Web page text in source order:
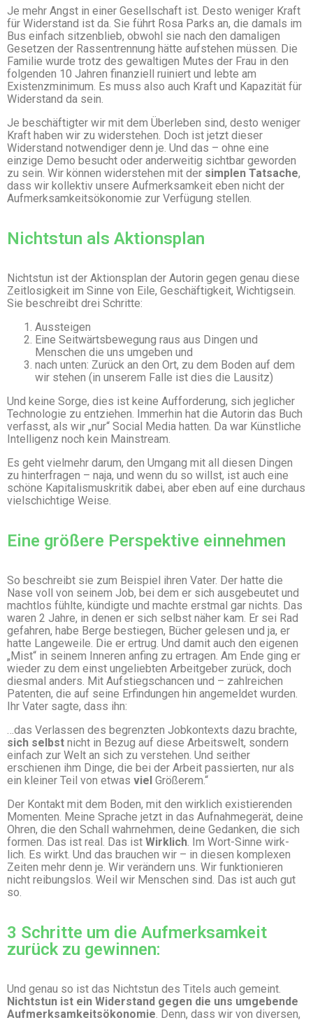
Je mehr Angst in einer Gesellschaft ist. Desto weniger Kraft
für Widerstand ist da. Sie führt Rosa Parks an, die damals im
Bus einfach sitzenblieb, obwohl sie nach den damaligen
Gesetzen der Rassentrennung hätte aufstehen müssen. Die
Familie wurde trotz des gewaltigen Mutes der Frau in den
folgenden 10 Jahren finanziell ruiniert und lebte am
Existenzminimum. Es muss also auch Kraft und Kapazität für
Widerstand da sein.
Je beschäftigter wir mit dem Überleben sind, desto weniger
Kraft haben wir zu widerstehen. Doch ist jetzt dieser
Widerstand notwendiger denn je. Und das – ohne eine
einzige Demo besucht oder anderweitig sichtbar geworden
zu sein. Wir können widerstehen mit der simplen Tatsache,
dass wir kollektiv unsere Aufmerksamkeit eben nicht der
Aufmerksamkeitsökonomie zur Verfügung stellen.
Nichtstun als Aktionsplan
Nichtstun ist der Aktionsplan der Autorin gegen genau diese
Zeitlosigkeit im Sinne von Eile, Geschäftigkeit, Wichtigsein.
Sie beschreibt drei Schritte:
Aussteigen
Eine Seitwärtsbewegung raus aus Dingen und
Menschen die uns umgeben und
nach unten: Zurück an den Ort, zu dem Boden auf dem
wir stehen (in unserem Falle ist dies die Lausitz)
Und keine Sorge, dies ist keine Aufforderung, sich jeglicher
Technologie zu entziehen. Immerhin hat die Autorin das Buch
verfasst, als wir „nur“ Social Media hatten. Da war Künstliche
Intelligenz noch kein Mainstream.
Es geht vielmehr darum, den Umgang mit all diesen Dingen
zu hinterfragen – naja, und wenn du so willst, ist auch eine
schöne Kapitalismuskritik dabei, aber eben auf eine durchaus
vielschichtige Weise.
Eine größere Perspektive einnehmen
So beschreibt sie zum Beispiel ihren Vater. Der hatte die
Nase voll von seinem Job, bei dem er sich ausgebeutet und
machtlos fühlte, kündigte und machte erstmal gar nichts. Das
waren 2 Jahre, in denen er sich selbst näher kam. Er sei Rad
gefahren, habe Berge bestiegen, Bücher gelesen und ja, er
hatte Langeweile. Die er ertrug. Und damit auch den eigenen
„Mist“ in seinem Inneren anfing zu ertragen. Am Ende ging er
wieder zu dem einst ungeliebten Arbeitgeber zurück, doch
diesmal anders. Mit Aufstiegschancen und – zahlreichen
Patenten, die auf seine Erfindungen hin angemeldet wurden.
Ihr Vater sagte, dass ihn:
…das Verlassen des begrenzten Jobkontexts dazu brachte,
sich selbst nicht in Bezug auf diese Arbeitswelt, sondern
einfach zur Welt an sich zu verstehen. Und seither
erschienen ihm Dinge, die bei der Arbeit passierten, nur als
ein kleiner Teil von etwas viel Größerem.“
Der Kontakt mit dem Boden, mit den wirklich existierenden
Momenten. Meine Sprache jetzt in das Aufnahmegerät, deine
Ohren, die den Schall wahrnehmen, deine Gedanken, die sich
formen. Das ist real. Das ist Wirklich. Im Wort-Sinne wirk-
lich. Es wirkt. Und das brauchen wir – in diesen komplexen
Zeiten mehr denn je. Wir verändern uns. Wir funktionieren
nicht reibungslos. Weil wir Menschen sind. Das ist auch gut
so.
3 Schritte um die Aufmerksamkeit
zurück zu gewinnen:
Und genau so ist das Nichtstun des Titels auch gemeint.
Nichtstun ist ein Widerstand gegen die uns umgebende
Aufmerksamkeitsökonomie. Denn, dass wir von diversen,